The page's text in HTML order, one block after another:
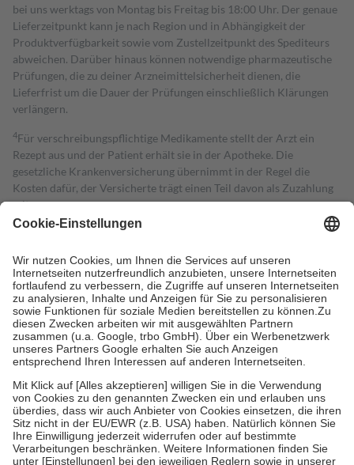
bei uns werktags von Montag bis Freitag bis 18:00 Uhr. Der genaue
Lieferzeitpunkt kann je nach Region und in Abhängigkeit der
Produktverfügbarkeit sowie vom Zustellzeitpunkt des Spediteurs
abweichen. Darüber hinaus können notwendige pharmazeutische
Prüfungen, die zu deiner Arzneimittelsicherheit dienen, die
Lieferfrist um die Dauer der Prüfungen einschließlich Klärungen
verlängern.
4Für verschreibungspflichtige Medikamente stellt der Arzt ein
Rezept aus und der Patient erhält sie in der Apotheke. Die
gesetzliche Krankenversicherung übernimmt in der Regel die
Kosten dafür, der Versicherte trägt einen Teil davon als Zuzahlung
mit.
Grundsätzlich leisten Mitglieder Zuzahlungen in Höhe von zehn
höchstens zehn Euro.
Es sind jedoch nie mehr als die tatsächlichen
Kosten der Leistung zu entrichten.
Diese Regeln gelten grundsätzlich auch für Online-Apotheken.
Bei Heilmitteln und häuslicher Krankenpflege beträgt die
Zuzahlung zehn Prozent der Kosten sowie zehn Euro je
Verordnung.
Um das Engagement der Versicherten für ihre eigene Gesundheit zu
stärken und die besondere Stellung der Familie zu unterstützen,
fallenkeine Zuzahlungenan bei:
• Kindern und Jugendlichen bis zum vollendeten 18. Lebensjahr
mit Ausnahme der Fahrkosten
• Untersuchungen zur Vorsorge und Früherkennung, die von der
GKV getragen werden